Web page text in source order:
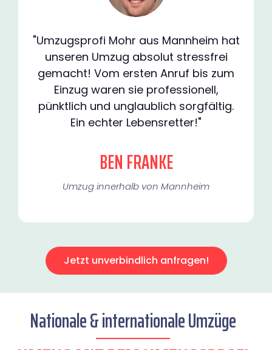
"Umzugsprofi Mohr aus Mannheim hat
unseren Umzug absolut stressfrei
gemacht! Vom ersten Anruf bis zum
Einzug waren sie professionell,
pünktlich und unglaublich sorgfältig.
Ein echter Lebensretter!"
BEN FRANKE
Umzug innerhalb von Mannheim​
Jetzt unverbindlich anfragen!
Nationale & internationale Umzüge